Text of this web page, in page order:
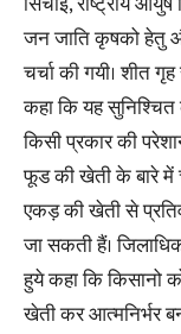
जन जाति कृषको हेतु
चर्चा की गयी। शीत
कहा कि यह
किसी प्रकार की
फूड की खेती के बारे में
एकड़ की खेती से
जा सकती हैं।
हुये कहा कि किसानो
खेती कर आत्मनिर्भर